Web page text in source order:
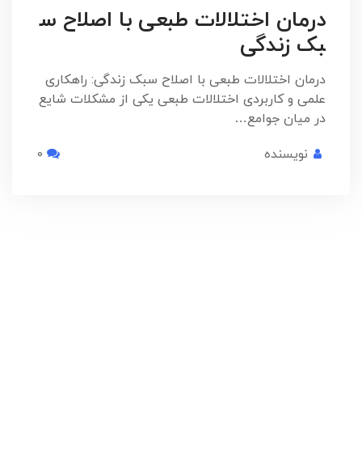
درمان اختلالات طبعی با اصلاح س
بک زندگی
درمان اختلالات طبعی با اصلاح سبک زندگی: راهکاری
علمی و کاربردی اختلالات طبعی یکی از مشکلات شایع
در میان جوامع…
نویسنده